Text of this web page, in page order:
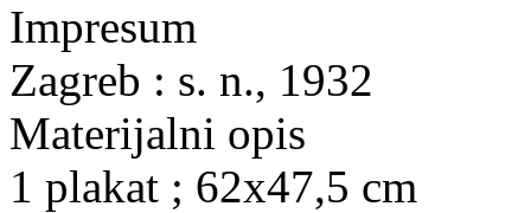
Impresum
Zagreb : s. n., 1932
Materijalni opis
1 plakat ; 62x47,5 cm